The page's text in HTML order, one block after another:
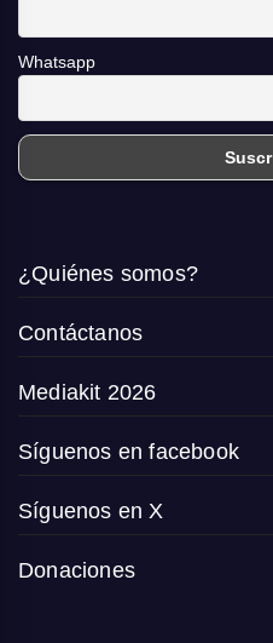
Whatsapp
¿Quiénes somos?
Contáctanos
Mediakit 2026
Síguenos en facebook
Síguenos en X
Donaciones